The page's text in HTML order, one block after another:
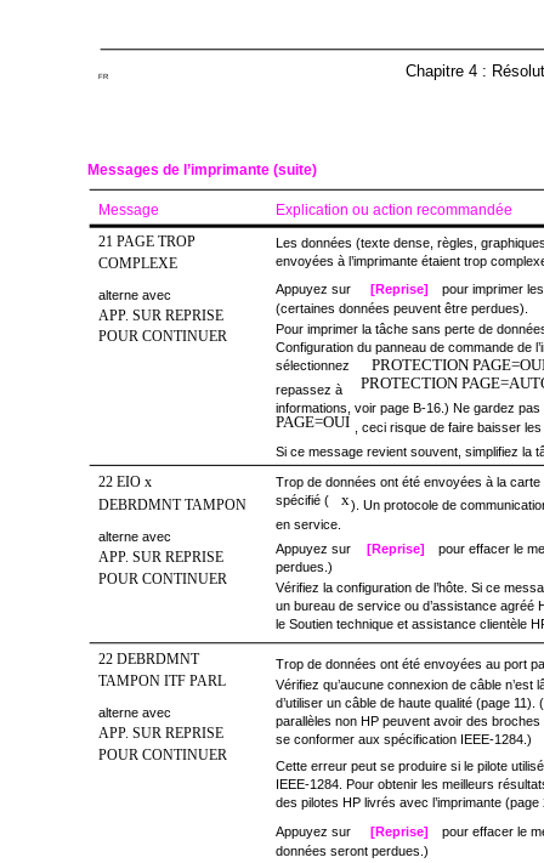
FR Chapitre 4 :
21 PAGE TROP
COMPLEXE
alterne avec
APP. SUR REPRISE
POUR CONTINUER
Les données (texte dense, règles,
envoyées à l’imprimante étaient trop
Appuyez sur
[Reprise]
pour imprimer
(certaines données peuvent être perdues).
Pour imprimer la tâche sans perte de
Configuration du panneau de commande de
sélectionnez
PROTECTION
repassez à PROTECTION
informations, voir page B-16.) Ne gardez pas
PAGE=OUI
, ceci risque de faire baisser
Si ce message revient souvent, simplifiez la
22 EIO x
DEBRDMNT TAMPON
alterne avec
APP. SUR REPRISE
POUR CONTINUER
Trop de données ont été envoyées à la carte
spécifié (
x). Un protocole de
en service.
Appuyez sur
[Reprise]
pour effacer le
perdues.)
Vérifiez la configuration de l’hôte. Si ce
un bureau de service ou d’assistance agréé
le Soutien technique et assistance clientèle
22 DEBRDMNT
TAMPON ITF PARL
alterne avec
APP. SUR REPRISE
POUR CONTINUER
Trop de données ont été envoyées au port
Vérifiez qu’aucune connexion de câble n’est
d’utiliser un câble de haute qualité (page 11).
parallèles non HP peuvent avoir des
se conformer aux spécification IEEE-1284.)
Cette erreur peut se produire si le pilote
IEEE-1284. Pour obtenir les meilleurs
des pilotes HP livrés avec l’imprimante (page
Appuyez sur
[Reprise]
pour effacer le
données seront perdues.)
Messages de l’imprimante (suite)
Message Explication ou action recommandée